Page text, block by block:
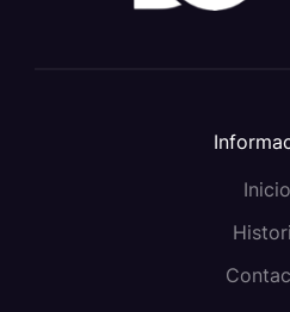
Inicio